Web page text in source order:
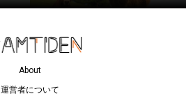
About
運営者について